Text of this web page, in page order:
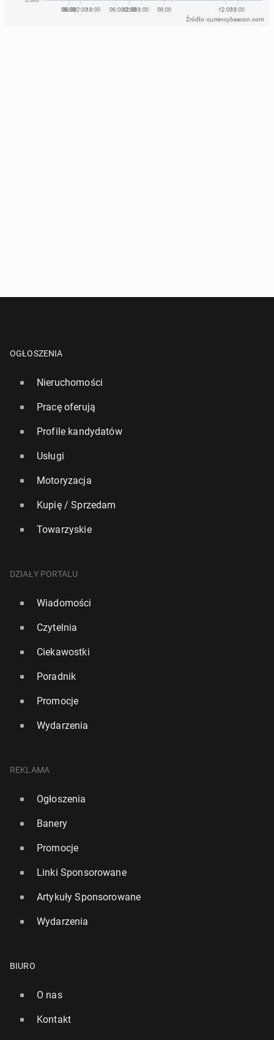
Źródło: currencybeacon.com
OGŁOSZENIA
Nieruchomości
Pracę oferują
Profile kandydatów
Usługi
Motoryzacja
Kupię / Sprzedam
Towarzyskie
DZIAŁY PORTALU
Wiadomości
Czytelnia
Ciekawostki
Poradnik
Promocje
Wydarzenia
REKLAMA
Ogłoszenia
Banery
Promocje
Linki Sponsorowane
Artykuły Sponsorowane
Wydarzenia
BIURO
O nas
Kontakt